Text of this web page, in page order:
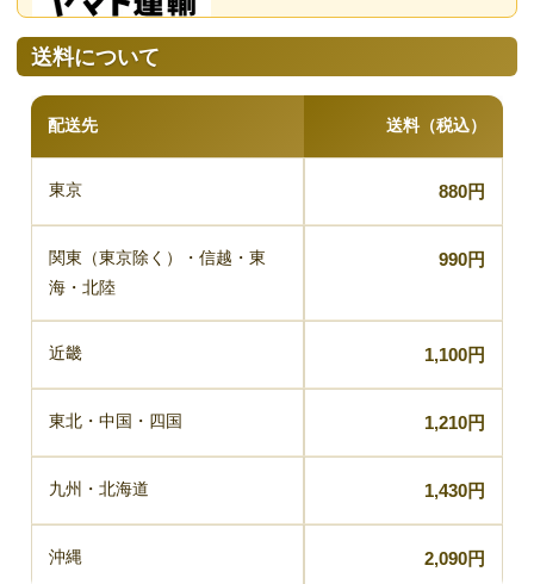
送料について
配送先 送料（税込）
東京 880円
関東（東京除く）・信越・東
海・北陸
990円
近畿 1,100円
東北・中国・四国 1,210円
九州・北海道 1,430円
沖縄 2,090円